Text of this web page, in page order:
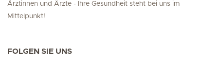
Ärztinnen und Ärzte - Ihre Gesundheit steht bei uns im
Mittelpunkt!
FOLGEN SIE UNS